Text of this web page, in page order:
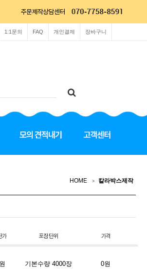
장바구니
개인결제
FAQ
1:1문의
HOME 칼라박스제작
원 기본수량 4000장 0원